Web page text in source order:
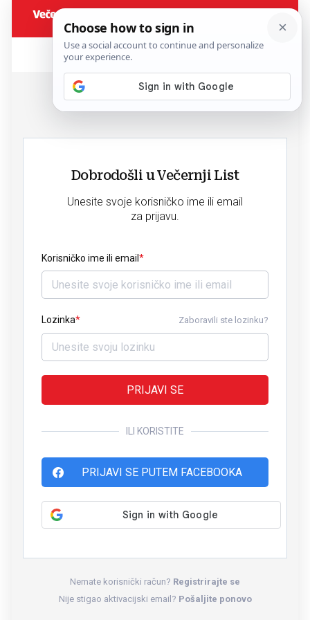
Dobrodošli u Večernji List
Unesite svoje korisničko ime ili email
za prijavu.
Korisničko ime ili email
Lozinka Zaboravili ste lozinku?
PRIJAVI SE
ILI KORISTITE
PRIJAVI SE PUTEM FACEBOOKA
Nemate korisnički račun? Registrirajte se
Nije stigao aktivacijski email? Pošaljite ponovo